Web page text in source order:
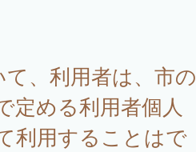
、利用者は、市の
定める利用者個人
利用することはで